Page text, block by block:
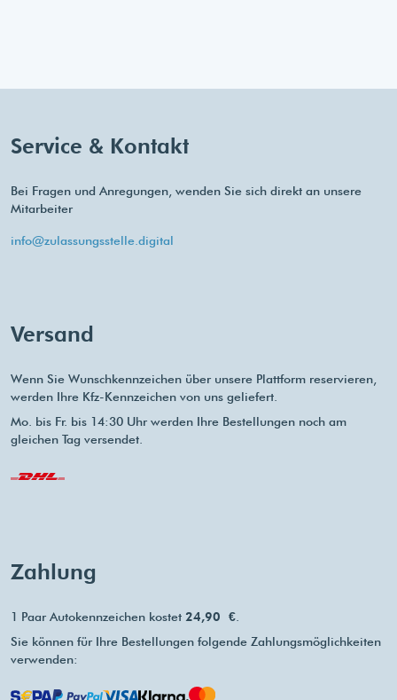
Service & Kontakt
Bei Fragen und Anregungen, wenden Sie sich direkt an unsere
Mitarbeiter
info@zulassungsstelle.digital
Versand
Wenn Sie Wunschkennzeichen über unsere Plattform reservieren,
werden Ihre Kfz-Kennzeichen von uns geliefert.
Mo. bis Fr. bis 14:30 Uhr werden Ihre Bestellungen noch am
gleichen Tag versendet.
Zahlung
1 Paar Autokennzeichen kostet 24,90 €
Sie können für Ihre Bestellungen folgende Zahlungsmöglichkeiten
verwenden: